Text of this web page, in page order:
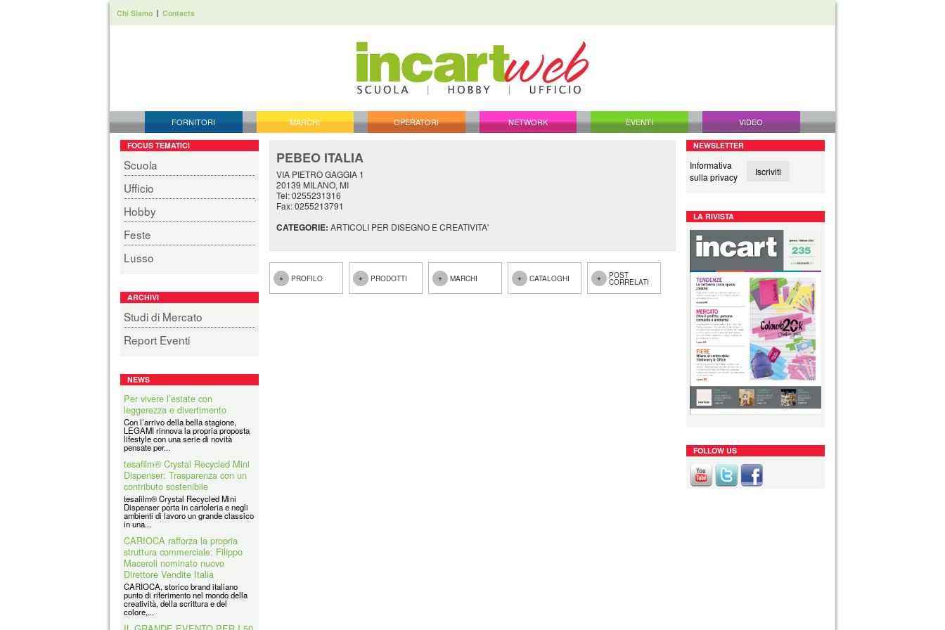
Chi Siamo Contacts
FORNITORI MARCHI OPERATORI NETWORK EVENTI VIDEO
PEBEO ITALIA
VIA PIETRO GAGGIA 1
20139 MILANO, MI
Tel: 0255231316
Fax: 0255213791
CATEGORIE: ARTICOLI PER DISEGNO E CREATIVITA'
PROFILO PRODOTTI MARCHI CATALOGHI POST
CORRELATI
FOCUS TEMATICI
Scuola
Ufficio
Hobby
Feste
Lusso
ARCHIVI
Studi di Mercato
Report Eventi
NEWS
Per vivere l’estate con
leggerezza e divertimento
Con l’arrivo della bella stagione,
LEGAMI rinnova la propria proposta
lifestyle con una serie di novità
pensate per...
tesafilm® Crystal Recycled Mini
Dispenser: Trasparenza con un
contributo sostenibile
tesafilm® Crystal Recycled Mini
Dispenser porta in cartoleria e negli
ambienti di lavoro un grande classico
in una...
CARIOCA rafforza la propria
struttura commerciale: Filippo
Maceroli nominato nuovo
Direttore Vendite Italia
CARIOCA, storico brand italiano
punto di riferimento nel mondo della
creatività, della scrittura e del
colore,...
NEWSLETTER
Informativa
sulla privacy
Iscriviti
LA RIVISTA
FOLLOW US